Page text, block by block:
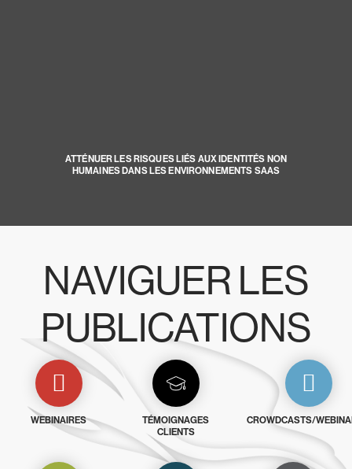
ATTÉNUER LES RISQUES LIÉS AUX IDENTITÉS NON
HUMAINES DANS LES ENVIRONNEMENTS SAAS
NAVIGUER LES
PUBLICATIONS
WEBINAIRES
TÉMOIGNAGES
CLIENTS
CROWDCASTS/